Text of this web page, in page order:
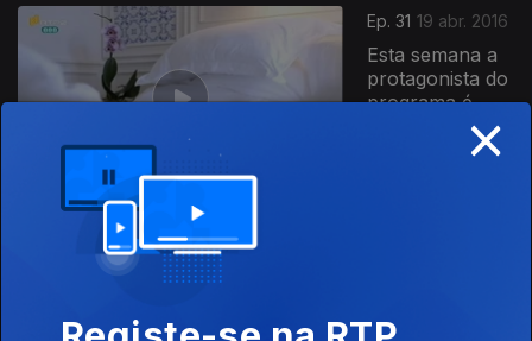
Ep. 31 19 abr. 2016
Esta semana a
protagonista do
programa é
omnipresente: a
metemos esta
×